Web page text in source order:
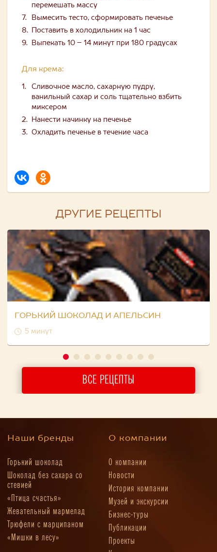
перемешать массу
Вымесить тесто, сформировать печенье
Поставить в холодильник на 1 час
Выпекать 10 – 14 минут при 180 градусах
Для крема:
Сливочное масло, сахарную пудру,
ванильный сахар и соль тщательно взбить
миксером
Нанести начинку на печенье
Охладить печенье в течение часа
ДРУГИЕ РЕЦЕПТЫ
ГОРЬКИЙ ШОКОЛАД И АПЕЛЬСИН
5 минут
ВСЕ РЕЦЕПТЫ
Наши бренды
Горький шоколад
Шоколад без сахара со
стевией
«Птица счастья»
Жевательный мармелад
Трюфели с марципаном
«Мишки в лесу»
О компании
О компании
Новости
История компании
Музей и экскурсии
Бизнес-туры
Публикации
Проекты